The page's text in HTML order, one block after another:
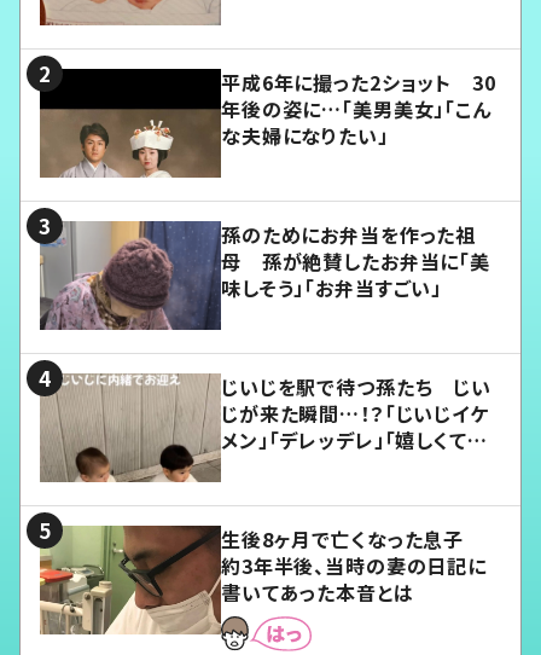
平成6年に撮った2ショット 30
年後の姿に…「美男美女」「こん
な夫婦になりたい」
孫のためにお弁当を作った祖
母 孫が絶賛したお弁当に「美
味しそう」「お弁当すごい」
じいじを駅で待つ孫たち じい
じが来た瞬間…！？「じいじイケ
メン」「デレッデレ」「嬉しくて可
生後8ヶ月で亡くなった息子
約3年半後、当時の妻の日記に
書いてあった本音とは